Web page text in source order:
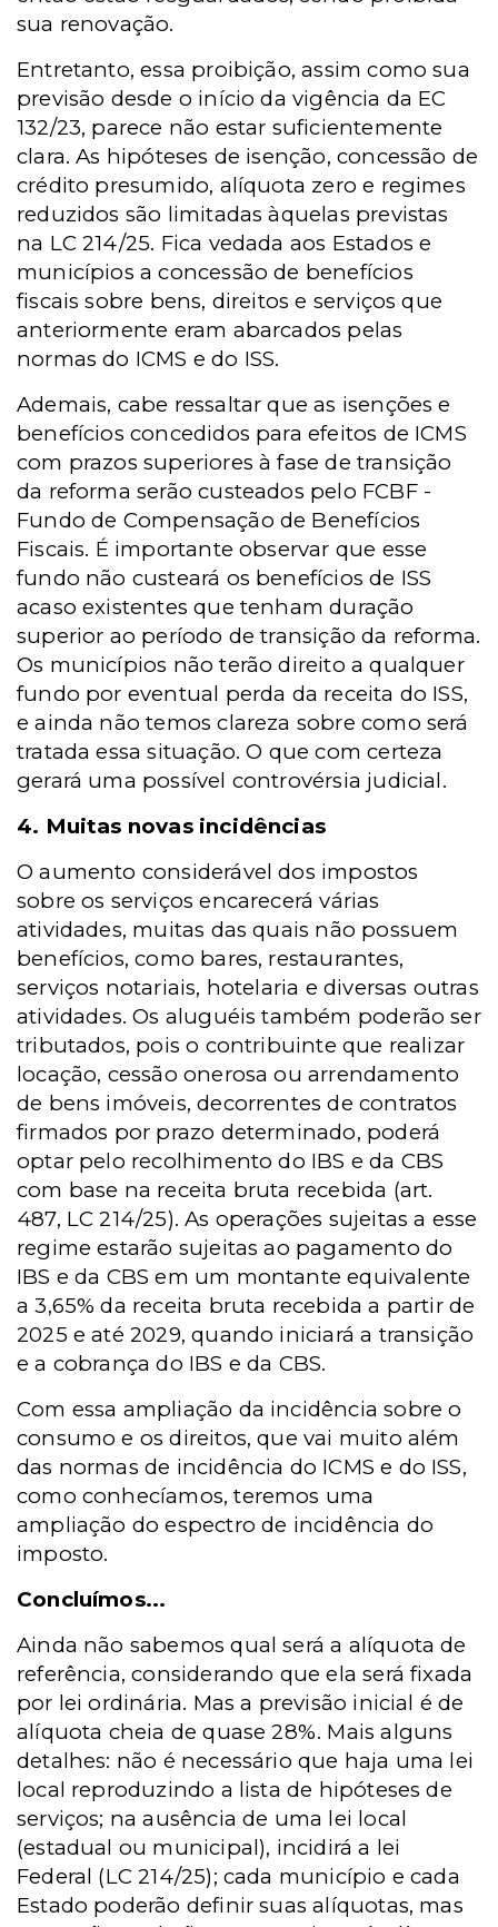
sua renovação.
Entretanto, essa proibição, assim como sua
previsão desde o início da vigência da EC
132/23, parece não estar suficientemente
clara. As hipóteses de isenção, concessão de
crédito presumido, alíquota zero e regimes
reduzidos são limitadas àquelas previstas
na LC 214/25. Fica vedada aos Estados e
municípios a concessão de benefícios
fiscais sobre bens, direitos e serviços que
anteriormente eram abarcados pelas
normas do ICMS e do ISS.
Ademais, cabe ressaltar que as isenções e
benefícios concedidos para efeitos de ICMS
com prazos superiores à fase de transição
da reforma serão custeados pelo FCBF -
Fundo de Compensação de Benefícios
Fiscais. É importante observar que esse
fundo não custeará os benefícios de ISS
acaso existentes que tenham duração
superior ao período de transição da reforma.
Os municípios não terão direito a qualquer
fundo por eventual perda da receita do ISS,
e ainda não temos clareza sobre como será
tratada essa situação. O que com certeza
gerará uma possível controvérsia judicial.
4. Muitas novas incidências
O aumento considerável dos impostos
sobre os serviços encarecerá várias
atividades, muitas das quais não possuem
benefícios, como bares, restaurantes,
serviços notariais, hotelaria e diversas outras
atividades. Os aluguéis também poderão ser
tributados, pois o contribuinte que realizar
locação, cessão onerosa ou arrendamento
de bens imóveis, decorrentes de contratos
firmados por prazo determinado, poderá
optar pelo recolhimento do IBS e da CBS
com base na receita bruta recebida (art.
487, LC 214/25). As operações sujeitas a esse
regime estarão sujeitas ao pagamento do
IBS e da CBS em um montante equivalente
a 3,65% da receita bruta recebida a partir de
2025 e até 2029, quando iniciará a transição
e a cobrança do IBS e da CBS.
Com essa ampliação da incidência sobre o
consumo e os direitos, que vai muito além
das normas de incidência do ICMS e do ISS,
como conhecíamos, teremos uma
ampliação do espectro de incidência do
imposto.
Concluímos...
Ainda não sabemos qual será a alíquota de
referência, considerando que ela será fixada
por lei ordinária. Mas a previsão inicial é de
alíquota cheia de quase 28%. Mais alguns
detalhes: não é necessário que haja uma lei
local reproduzindo a lista de hipóteses de
serviços; na ausência de uma lei local
(estadual ou municipal), incidirá a lei
Federal (LC 214/25); cada município e cada
Estado poderão definir suas alíquotas, mas